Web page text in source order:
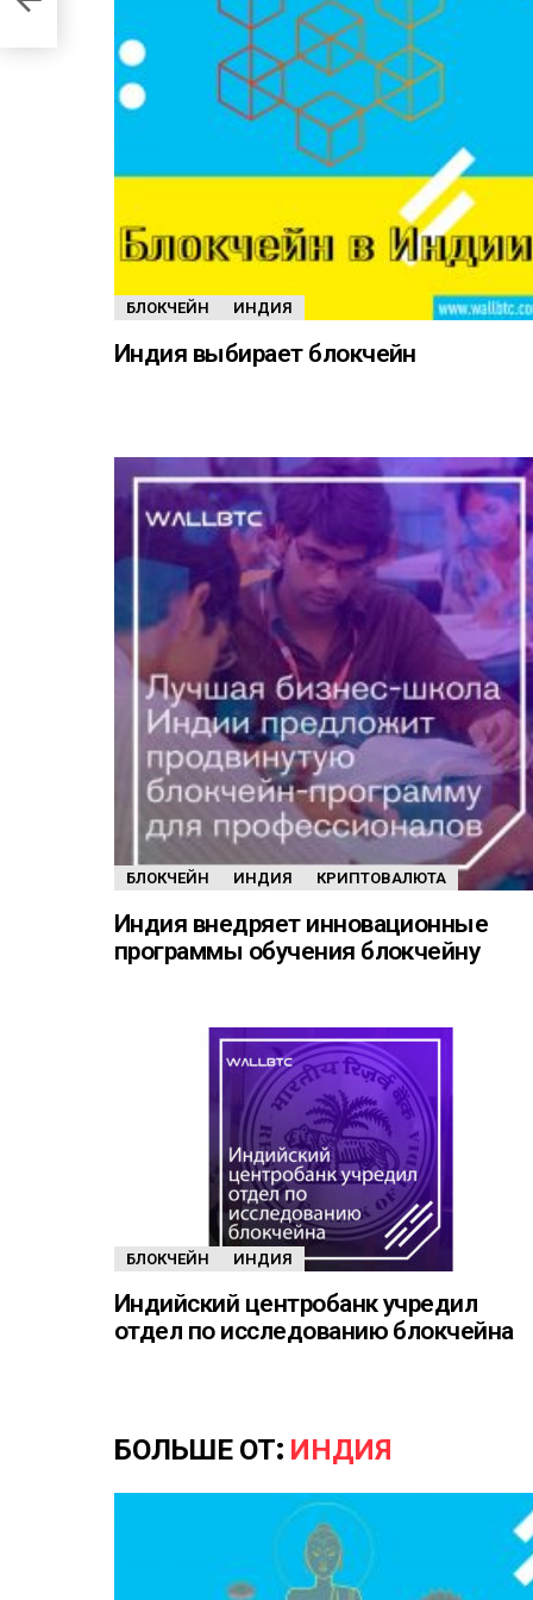
БЛОКЧЕЙН ИНДИЯ
Индия выбирает блокчейн
БЛОКЧЕЙН ИНДИЯ КРИПТОВАЛЮТА
Индия внедряет инновационные
программы обучения блокчейну
БЛОКЧЕЙН ИНДИЯ
Индийский центробанк учредил
отдел по исследованию блокчейна
БОЛЬШЕ ОТ: ИНДИЯ